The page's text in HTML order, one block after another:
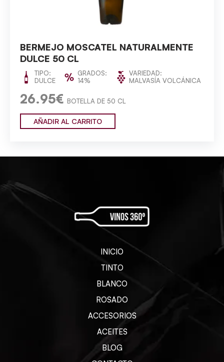
BERMEJO MOSCATEL NATURALMENTE
DULCE 50 CL
TIPO:
DULCE
GRADOS:
14%
VARIEDAD:
MALVASÍA VOLCÁNICA
26.95€ BOTELLA DE 50 CL
AÑADIR AL CARRITO
INICIO
TINTO
BLANCO
ROSADO
ACCESORIOS
ACEITES
BLOG